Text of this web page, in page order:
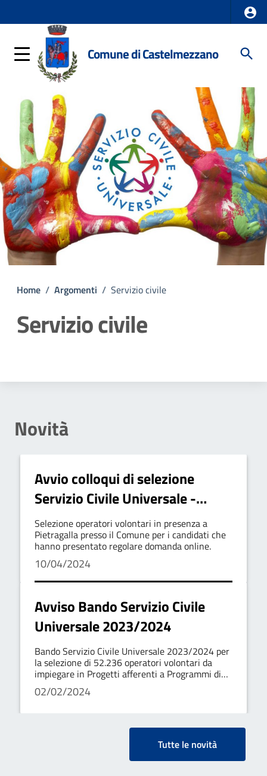
Comune di Castelmezzano
Home / Argomenti / Servizio civile
Servizio civile
Novità
Avvio colloqui di selezione
Servizio Civile Universale -
Bando Ordinario 2023
Selezione operatori volontari in presenza a
Pietragalla presso il Comune per i candidati che
hanno presentato regolare domanda online.
10/04/2024
Avviso Bando Servizio Civile
Universale 2023/2024
Bando Servizio Civile Universale 2023/2024 per
la selezione di 52.236 operatori volontari da
impiegare in Progetti afferenti a Programmi di
intervento di Servizio Civile Universale da
realizzarsi nei Comuni dell'Ambito
02/02/2024
Tutte le novità